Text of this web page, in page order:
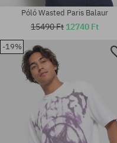
Elérhető méretek:
M; L; XL
Póló Wasted Paris Balaur
15490 Ft 12740 Ft
-19%